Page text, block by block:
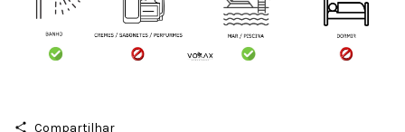
Compartilhar